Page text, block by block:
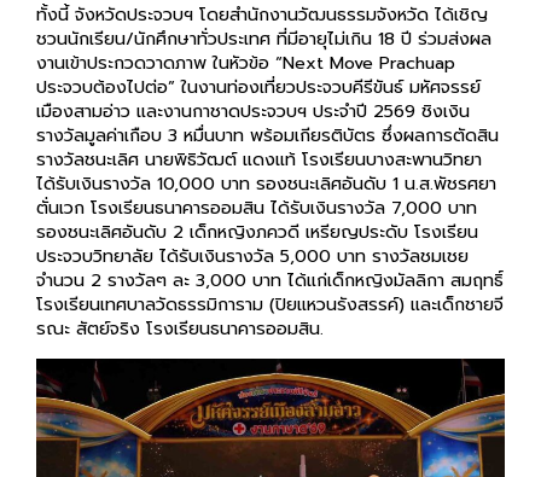
ทั้งนี้ จังหวัดประจวบฯ โดยสำนักงานวัฒนธรรมจังหวัด ได้เชิญ
ชวนนักเรียน/นักศึกษาทั่วประเทศ ที่มีอายุไม่เกิน 18 ปี ร่วมส่งผล
งานเข้าประกวดวาดภาพ ในหัวข้อ “Next Move Prachuap
ประจวบต้องไปต่อ” ในงานท่องเที่ยวประจวบคีรีขันธ์ มหัศจรรย์
เมืองสามอ่าว และงานกาชาดประจวบฯ ประจำปี 2569 ชิงเงิน
รางวัลมูลค่าเกือบ 3 หมื่นบาท พร้อมเกียรติบัตร ซึ่งผลการตัดสิน
รางวัลชนะเลิศ นายพิธิวัฒต์ แดงแท้ โรงเรียนบางสะพานวิทยา
ได้รับเงินรางวัล 10,000 บาท รองชนะเลิศอันดับ 1 น.ส.พัชรศยา
ตั่นเวก โรงเรียนธนาคารออมสิน ได้รับเงินรางวัล 7,000 บาท
รองชนะเลิศอันดับ 2 เด็กหญิงภควดี เหรียญประดับ โรงเรียน
ประจวบวิทยาลัย ได้รับเงินรางวัล 5,000 บาท รางวัลชมเชย
จำนวน 2 รางวัลๆ ละ 3,000 บาท ได้แก่เด็กหญิงมัลลิกา สมฤทธิ์
โรงเรียนเทศบาลวัดธรรมิการาม (ปิยแหวนรังสรรค์) และเด็กชายจี
รณะ สัตย์จริง โรงเรียนธนาคารออมสิน.